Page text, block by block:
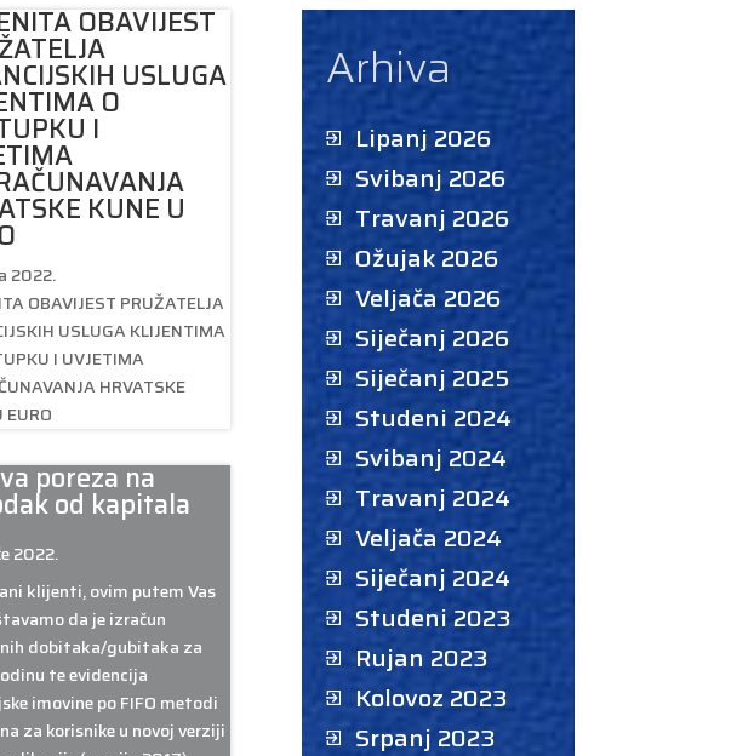
OBAVIJEST
USLUGA
O
I
KUNE U
2022.
OBAVIJEST PRUŽATELJA
USLUGA KLIJENTIMA
I UVJETIMA
HRVATSKE
EURO
poreza na
od kapitala
2022.
klijenti, ovim putem Vas
da je izračun
dobitaka/gubitaka za
te evidencija
imovine po FIFO metodi
za korisnike u novoj verziji
Arhiva
Lipanj 2026
Svibanj 2026
Travanj 2026
Ožujak 2026
Veljača 2026
Siječanj 2026
Siječanj 2025
Studeni 2024
Svibanj 2024
Travanj 2024
Veljača 2024
Siječanj 2024
Studeni 2023
Rujan 2023
Kolovoz 2023
Srpanj 2023